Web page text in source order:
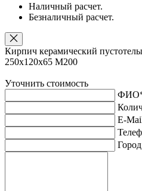
Наличный расчет.
Безналичный расчет.
Кирпич керамический
250х120х65 М200
Уточнить стоимость
ФИО
E-
Город